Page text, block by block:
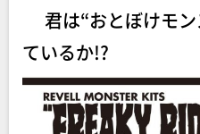
君は“おとぼけモン
ているか!?